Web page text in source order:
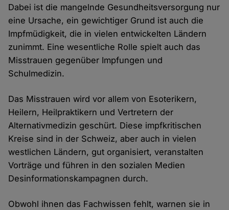
Dabei ist die mangelnde Gesundheitsversorgung nur
eine Ursache, ein gewichtiger Grund ist auch die
Impfmüdigkeit, die in vielen entwickelten Ländern
zunimmt. Eine wesentliche Rolle spielt auch das
Misstrauen gegenüber Impfungen und
Schulmedizin.
Das Misstrauen wird vor allem von Esoterikern,
Heilern, Heilpraktikern und Vertretern der
Alternativmedizin geschürt. Diese impfkritischen
Kreise sind in der Schweiz, aber auch in vielen
westlichen Ländern, gut organisiert, veranstalten
Vorträge und führen in den sozialen Medien
Desinformationskampagnen durch.
Obwohl ihnen das Fachwissen fehlt, warnen sie in